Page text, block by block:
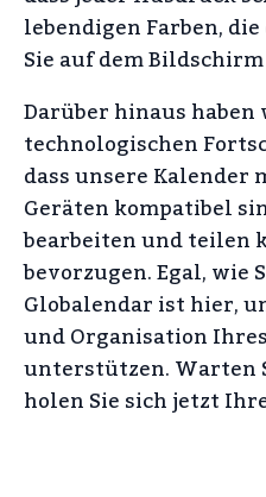
lebendigen Farben,
Sie auf dem
Darüber hinaus
technologischen
dass unsere Kalender
Geräten kompatibel
bearbeiten und teilen
bevorzugen. Egal, wie
Globalendar ist hier,
und Organisation
unterstützen. Warten
holen Sie sich jetzt